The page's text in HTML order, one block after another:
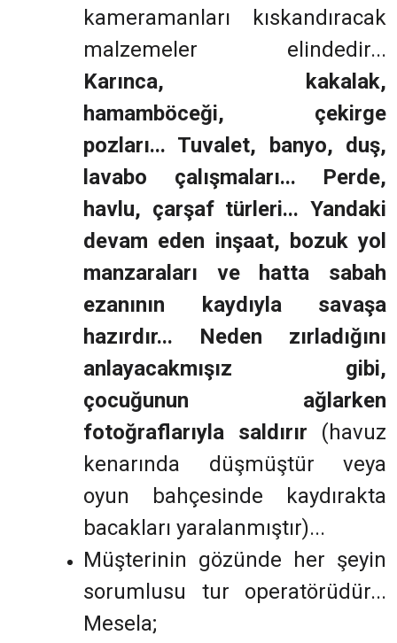
kameramanları kıskandıracak
malzemeler elindedir...
Karınca, kakalak,
hamamböceği, çekirge
pozları... Tuvalet, banyo, duş,
lavabo çalışmaları... Perde,
havlu, çarşaf türleri... Yandaki
devam eden inşaat, bozuk yol
manzaraları ve hatta sabah
ezanının kaydıyla savaşa
hazırdır... Neden zırladığını
anlayacakmışız gibi,
çocuğunun ağlarken
fotoğraflarıyla saldırır (havuz
kenarında düşmüştür veya
oyun bahçesinde kaydırakta
bacakları yaralanmıştır)...
Müşterinin gözünde her şeyin
sorumlusu tur operatörüdür...
Mesela;